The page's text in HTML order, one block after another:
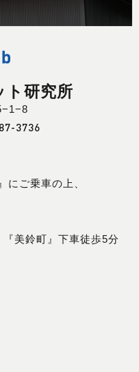
ト研究所
3736
にご乗車の上、
『美鈴町』下車徒歩5分